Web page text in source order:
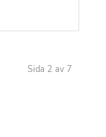
Sida 2 av 7